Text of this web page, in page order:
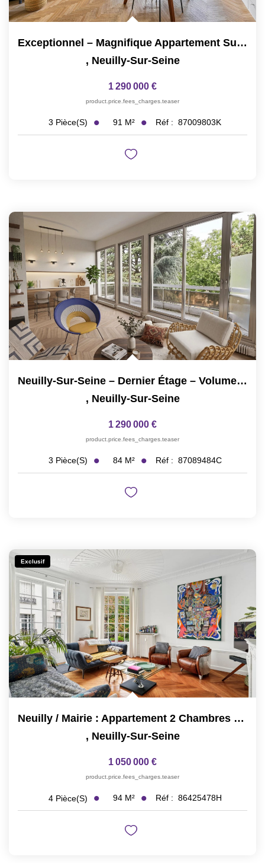
Exceptionnel – Magnifique Appartement Sur Le Boulevard...
, Neuilly-Sur-Seine
1 290 000 €
product.price.fees_charges.teaser
3 Pièce(s) 91 M² Réf : 87009803K
Neuilly-Sur-Seine – Dernier Étage – Volumes Exceptionnels...
, Neuilly-Sur-Seine
1 290 000 €
product.price.fees_charges.teaser
3 Pièce(s) 84 M² Réf : 87089484C
Exclusif
Neuilly / Mairie : Appartement 2 Chambres Possibilité 3
, Neuilly-Sur-Seine
1 050 000 €
product.price.fees_charges.teaser
4 Pièce(s) 94 M² Réf : 86425478H